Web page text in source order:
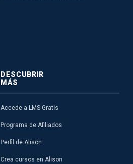
DESCUBRIR
MÁS
Accede a LMS Gratis
Programa de Afiliados
Perfil de Alison
Crea cursos en Alison